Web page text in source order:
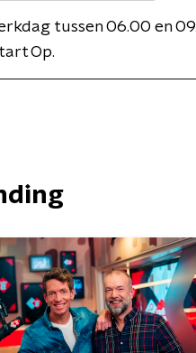
tussen 06.00 en
Op.